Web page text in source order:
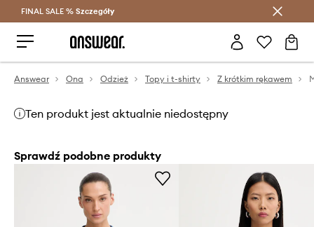
Oszczędzaj z Answear Club >
FINAL SALE % Szczegóły
Answear Ona Odzież Topy i t-shirty Z krótkim rękawem
Ten produkt jest aktualnie niedostępny
Sprawdź podobne produkty